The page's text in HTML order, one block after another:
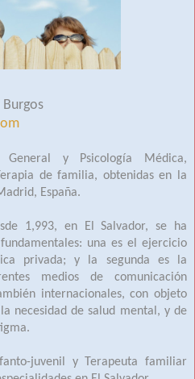
General y Psicología Médica,
de familia, obtenidas en la
España.
1,993, en El Salvador, se ha
una es el ejercicio
privada; y la segunda es la
medios de comunicación
internacionales, con objeto
necesidad de salud mental, y de
juvenil y Terapeuta familiar